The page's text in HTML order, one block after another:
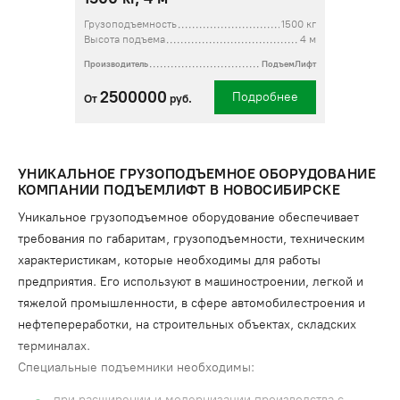
Грузоподъемность
1500 кг
Высота подъема
4 м
Производитель ПодъемЛифт
От 2500000 руб. Подробнее
УНИКАЛЬНОЕ ГРУЗОПОДЪЕМНОЕ ОБОРУДОВАНИЕ
КОМПАНИИ ПОДЪЕМЛИФТ В НОВОСИБИРСКЕ
Уникальное грузоподъемное оборудование обеспечивает
требования по габаритам, грузоподъемности, техническим
характеристикам, которые необходимы для работы
предприятия. Его используют в машиностроении, легкой и
тяжелой промышленности, в сфере автомобилестроения и
нефтепереработки, на строительных объектах, складских
терминалах.
Специальные подъемники необходимы: